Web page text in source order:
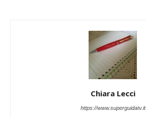
Chiara Lecci
https://www.superguidatv.it